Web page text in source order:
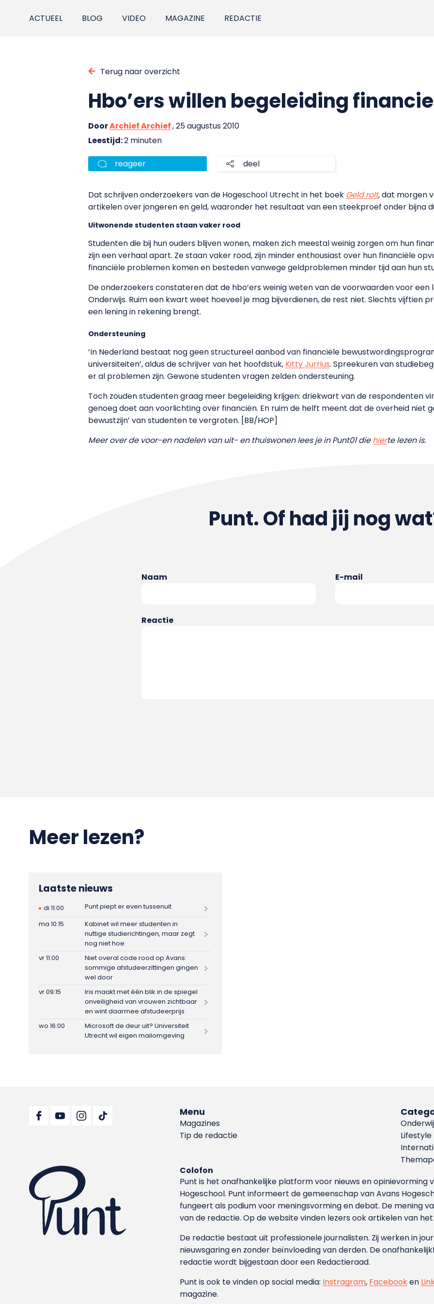
ACTUEEL BLOG VIDEO MAGAZINE REDACTIE
Terug naar overzicht
Hbo’ers willen begeleiding
DoorArchief Archief, 25 augustus 2010
Leestijd:2 minuten
reageer deel
Dat schrijven onderzoekers van de Hogeschool Utrecht in het boek Geld rolt, dat morgen
artikelen over jongeren en geld, waaronder het resultaat van een steekproef onder bijna
Uitwonende studenten staan vaker rood
Studenten die bij hun ouders blijven wonen, maken zich meestal weinig zorgen om hun
zijn een verhaal apart. Ze staan vaker rood, zijn minder enthousiast over hun financiële
financiële problemen komen en besteden vanwege geldproblemen minder tijd aan hun
De onderzoekers constateren dat de hbo’ers weinig weten van de voorwaarden voor een
Onderwijs. Ruim een kwart weet hoeveel je mag bijverdienen, de rest niet. Slechts vijftien
een lening in rekening brengt.
Ondersteuning
‘In Nederland bestaat nog geen structureel aanbod van financiële
universiteiten’, aldus de schrijver van het hoofdstuk, Kitty Jurrius. Spreekuren van
er al problemen zijn. Gewone studenten vragen zelden ondersteuning.
Toch zouden studenten graag meer begeleiding krijgen: driekwart van de respondenten
genoeg doet aan voorlichting over financiën. En ruim de helft meent dat de overheid niet
bewustzijn’ van studenten te vergroten. [BB/HOP]
Meer over de voor-en nadelen van uit- en thuiswonen lees je in Punt01 diehierte lezen is.
Punt. Of had jij nog
Naam E-mail
Reactie
Meer lezen?
Laatste nieuws
di 11:00
Punt piept er even tussenuit
ma 10:15
Kabinet wil meer studenten in
nuttige studierichtingen, maar zegt
nog niet hoe
vr 11:00
Niet overal code rood op Avans:
sommige afstudeerzittingen gingen
wel door
vr 09:15
Iris maakt met één blik in de spiegel
onveiligheid van vrouwen zichtbaar
en wint daarmee afstudeerprijs
wo 16:00
Microsoft de deur uit? Universiteit
Utrecht wil eigen mailomgeving
Menu
Magazines
Tip de redactie
Lifestyle
Colofon
Punt is het onafhankelijke platform voor nieuws en
Hoge­school. Punt informeert de gemeenschap van Avans
fungeert als podium voor meningsvorming en debat. De mening
van de redactie. Op de website vinden lezers ook artikelen van
De redactie bestaat uit professionele journalisten. Zij werken in
nieuwsgaring en zonder beïnvloeding van derden. De
redactie wordt bijgestaan door een Redactieraad.
Punt is ook te vinden op social media: Instragram, Facebooken
magazine.